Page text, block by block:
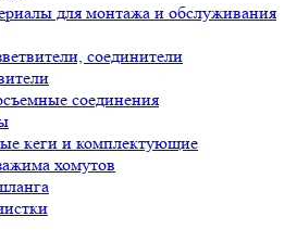
для монтажа и обслуживания
соединители
соединения
кеги и комплектующие
хомутов